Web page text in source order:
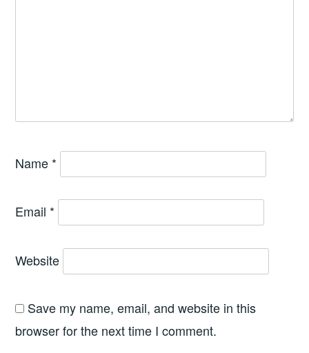
Name *
Email *
Website
Save my name, email, and website in this
browser for the next time I comment.